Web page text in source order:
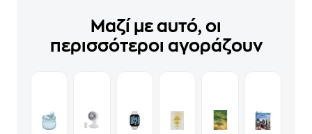
Μαζί με αυτό, οι
περισσότεροι αγοράζουν